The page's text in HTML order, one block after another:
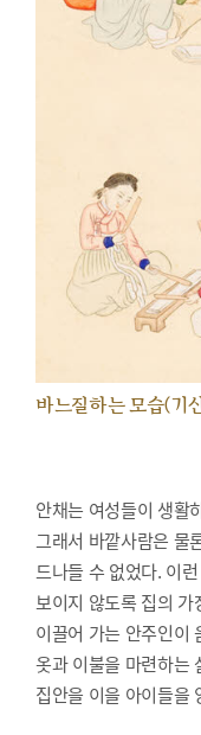
바느질하는 모습(기
안채는 여성들이 생활
그래서 바깥사람은 물
드나들 수 없었다. 이
보이지 않도록 집의
이끌어 가는 안주인이
옷과 이불을 마련하는
집안을 이을 아이들을